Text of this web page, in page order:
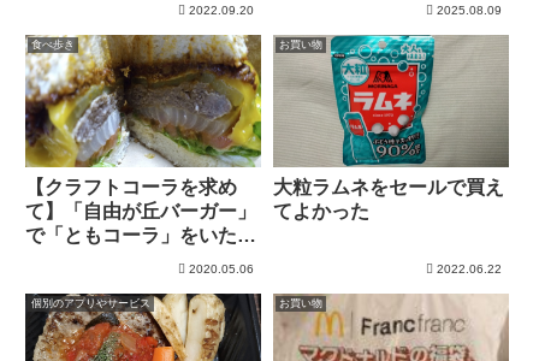
2022.09.20 2025.08.09
食べ歩き
【クラフトコーラを求め
て】「自由が丘バーガー」
で「ともコーラ」をいただ
2020.05.06
お買い物
大粒ラムネをセールで買え
てよかった
2022.06.22
個別のアプリやサービス お買い物